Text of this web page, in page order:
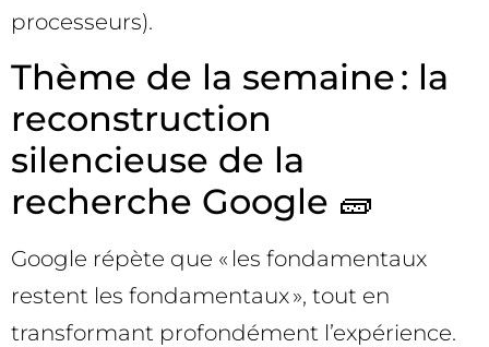
processeurs).
Thème de la semaine : la
reconstruction
silencieuse de la
recherche Google 🧱
Google répète que « les fondamentaux
restent les fondamentaux », tout en
transformant profondément l’expérience.